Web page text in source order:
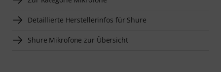
Detaillierte Herstellerinfos für Shure
Shure Mikrofone zur Übersicht